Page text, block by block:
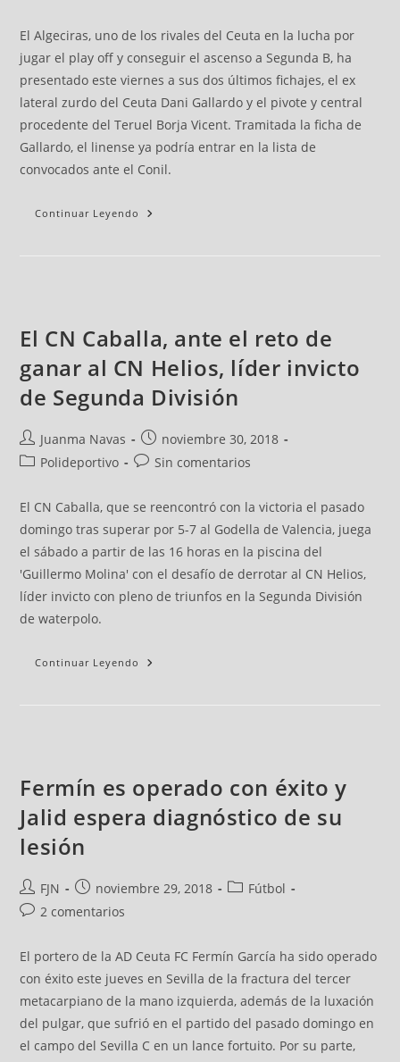
El Algeciras, uno de los rivales del Ceuta en la lucha por
jugar el play off y conseguir el ascenso a Segunda B, ha
presentado este viernes a sus dos últimos fichajes, el ex
lateral zurdo del Ceuta Dani Gallardo y el pivote y central
procedente del Teruel Borja Vicent. Tramitada la ficha de
Gallardo, el linense ya podría entrar en la lista de
convocados ante el Conil.
Continuar Leyendo
El CN Caballa, ante el reto de
ganar al CN Helios, líder invicto
de Segunda División
Juanma Navas
noviembre 30, 2018
Polideportivo
Sin comentarios
El CN Caballa, que se reencontró con la victoria el pasado
domingo tras superar por 5-7 al Godella de Valencia, juega
el sábado a partir de las 16 horas en la piscina del
'Guillermo Molina' con el desafío de derrotar al CN Helios,
líder invicto con pleno de triunfos en la Segunda División
de waterpolo.
Continuar Leyendo
Fermín es operado con éxito y
Jalid espera diagnóstico de su
lesión
FJN noviembre 29, 2018
Fútbol
2 comentarios
El portero de la AD Ceuta FC Fermín García ha sido operado
con éxito este jueves en Sevilla de la fractura del tercer
metacarpiano de la mano izquierda, además de la luxación
del pulgar, que sufrió en el partido del pasado domingo en
el campo del Sevilla C en un lance fortuito. Por su parte,